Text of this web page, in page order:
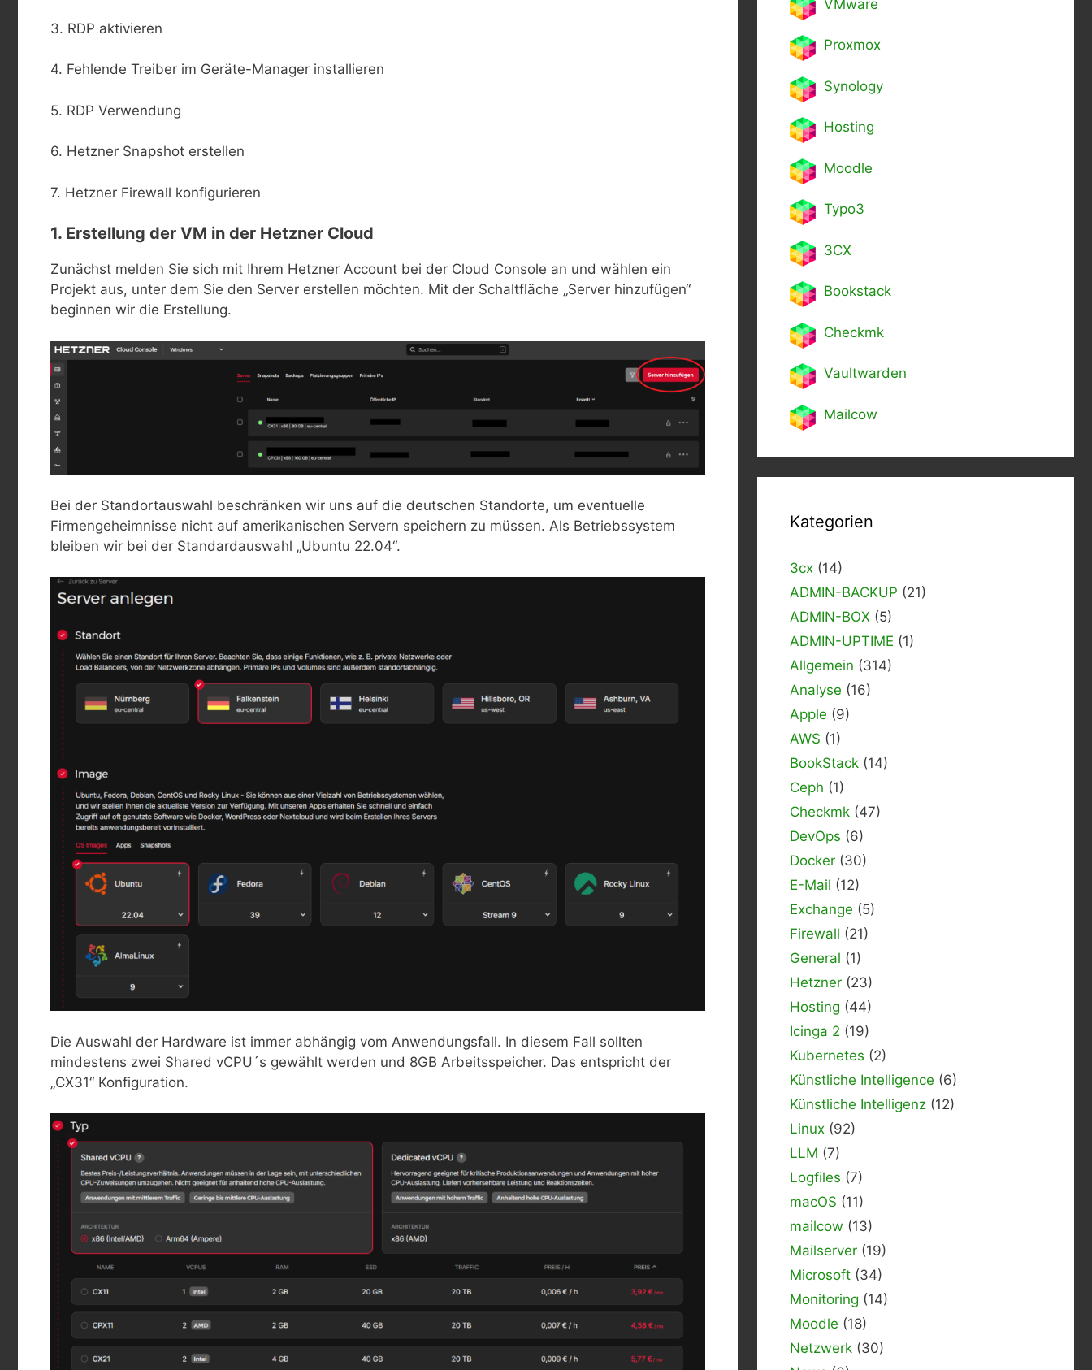
3. RDP aktivieren
4. Fehlende Treiber im Geräte-Manager installieren
5. RDP Verwendung
6. Hetzner Snapshot erstellen
7. Hetzner Firewall konfigurieren
1. Erstellung der VM in der Hetzner Cloud
Zunächst melden Sie sich mit Ihrem Hetzner Account bei der Cloud Console an und wählen ein
Projekt aus, unter dem Sie den Server erstellen möchten. Mit der Schaltfläche „Server hinzufügen“
beginnen wir die Erstellung.
Bei der Standortauswahl beschränken wir uns auf die deutschen Standorte, um eventuelle
Firmengeheimnisse nicht auf amerikanischen Servern speichern zu müssen. Als Betriebssystem
bleiben wir bei der Standardauswahl „Ubuntu 22.04“.
Die Auswahl der Hardware ist immer abhängig vom Anwendungsfall. In diesem Fall sollten
mindestens zwei Shared vCPU´s gewählt werden und 8GB Arbeitsspeicher. Das entspricht der
„CX31“ Konfiguration.
VMware
Proxmox
Synology
Hosting
Moodle
Typo3
3CX
Bookstack
Checkmk
Vaultwarden
Mailcow
Kategorien
3cx (14)
ADMIN-BACKUP (21)
ADMIN-BOX (5)
ADMIN-UPTIME (1)
Allgemein (314)
Analyse (16)
Apple (9)
AWS (1)
BookStack (14)
Ceph (1)
Checkmk (47)
DevOps (6)
Docker (30)
E-Mail (12)
Exchange (5)
Firewall (21)
General (1)
Hetzner (23)
Hosting (44)
Icinga 2 (19)
Kubernetes (2)
Künstliche Intelligence (6)
Künstliche Intelligenz (12)
Linux (92)
LLM (7)
Logfiles (7)
macOS (11)
mailcow (13)
Mailserver (19)
Microsoft (34)
Monitoring (14)
Moodle (18)
Netzwerk (30)